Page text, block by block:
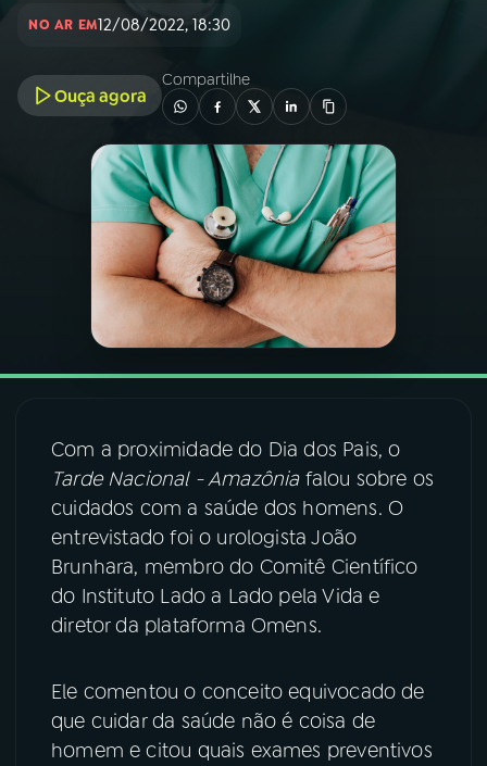
PROGRAMAS
PODCASTS
VIDEOCASTS
08FESTIVAL DE MÚSICA
ACOMPANHE A RÁDIO NACIONAL
YouTube Facebook
TikTok
NO AR EM12/08/2022, 18:30
Ouça agora
Compartilhe
Com a proximidade do Dia dos Pais, o
Tarde Nacional - Amazôniafalou sobre os
cuidados com a saúde dos homens. O
entrevistado foi o urologista João
Brunhara, membro do Comitê Científico
do Instituto Lado a Lado pela Vida e
diretor da plataforma Omens.
Ele comentou o conceito equivocado de
que cuidar da saúde não é coisa de
homem e citou quais exames preventivos